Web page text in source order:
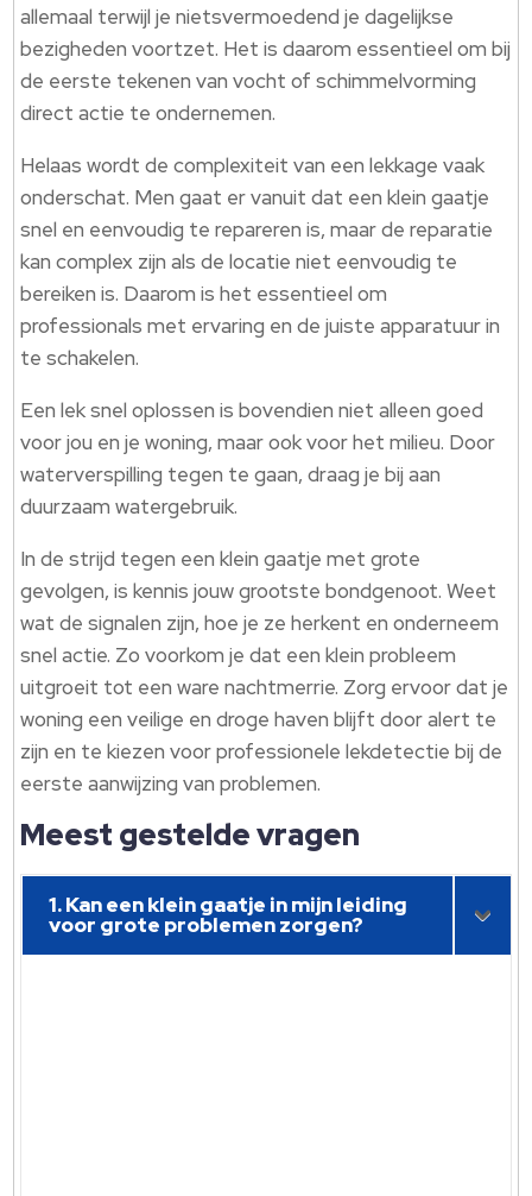
allemaal terwijl je nietsvermoedend je dagelijkse
bezigheden voortzet. Het is daarom essentieel om bij
de eerste tekenen van vocht of schimmelvorming
direct actie te ondernemen.
Helaas wordt de complexiteit van een lekkage vaak
onderschat. Men gaat er vanuit dat een klein gaatje
snel en eenvoudig te repareren is, maar de reparatie
kan complex zijn als de locatie niet eenvoudig te
bereiken is. Daarom is het essentieel om
professionals met ervaring en de juiste apparatuur in
te schakelen.
Een lek snel oplossen is bovendien niet alleen goed
voor jou en je woning, maar ook voor het milieu. Door
waterverspilling tegen te gaan, draag je bij aan
duurzaam watergebruik.
In de strijd tegen een klein gaatje met grote
gevolgen, is kennis jouw grootste bondgenoot. Weet
wat de signalen zijn, hoe je ze herkent en onderneem
snel actie. Zo voorkom je dat een klein probleem
uitgroeit tot een ware nachtmerrie. Zorg ervoor dat je
woning een veilige en droge haven blijft door alert te
zijn en te kiezen voor professionele lekdetectie bij de
eerste aanwijzing van problemen.
Meest gestelde vragen
1. Kan een klein gaatje in mijn leiding
voor grote problemen zorgen?